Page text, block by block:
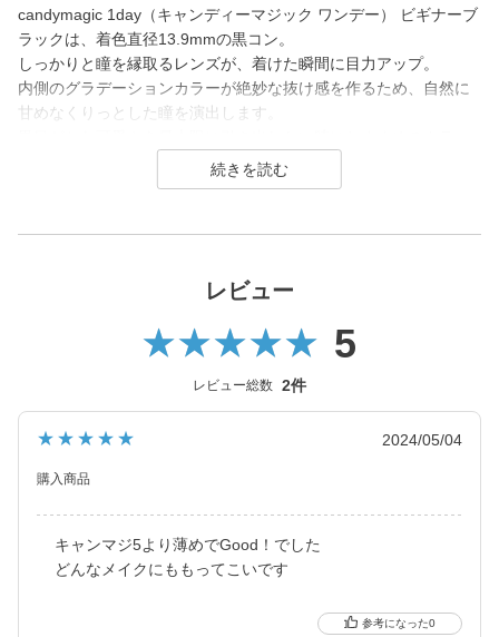
candymagic 1day（キャンディーマジック ワンデー） ビギナーブ
ラックは、着色直径13.9mmの黒コン。
しっかりと瞳を縁取るレンズが、着けた瞬間に目力アップ。
内側のグラデーションカラーが絶妙な抜け感を作るため、自然に
甘めなくりっとした瞳を演出します。
発売以来、
レンズ直径(DIA)14.5㎜の大きめレンズで瞳を大きく魅せながら、
今っぽく瞳を引き立てる
ナチュラル系・ハーフ系・盛り系までバリエーション豊富に揃え
2021年にはブルーライトカット機能・UVカット機能付きの
待望の乱視用カラコン candymagic toric（キャンディーマジッ
ク トーリック）も新登場しました。
より可愛く、より瞳に優しく進化し続けるブランドです。
レビュー
5
レビュー総数 2件
★★★★★ 2024/05/04
購入商品
キャンマジ5より薄めでGood！でした
どんなメイクにももってこいです
0